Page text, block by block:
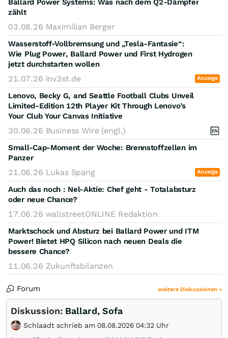
Ballard Power Systems: Was nach dem Q2-Dämpfer
zählt
03.08.26 Maximilian Berger
Wasserstoff-Vollbremsung und „Tesla-Fantasie“:
Wie Plug Power, Ballard Power und First Hydrogen
jetzt durchstarten wollen
21.07.26 inv3st.de Anzeige
Lenovo, Becky G, and Seattle Football Clubs Unveil
Limited-Edition 12th Player Kit Through Lenovo’s
Your Club Your Canvas Initiative
30.06.26 Business Wire (engl.)
Small-Cap-Moment der Woche: Brennstoffzellen im
Panzer
21.06.26 Lukas Spang Anzeige
Auch das noch : Nel-Aktie: Chef geht - Totalabsturz
oder neue Chance?
17.06.26 wallstreetONLINE Redaktion
Marktschock und Absturz bei Ballard Power und ITM
Power! Bietet HPQ Silicon nach neuen Deals die
bessere Chance?
11.06.26 Zukunftsbilanzen
Forum weitere Diskussionen »
Diskussion: Ballard, Sofa
Schlaadt schrieb am 08.08.2026 04:32 Uhr